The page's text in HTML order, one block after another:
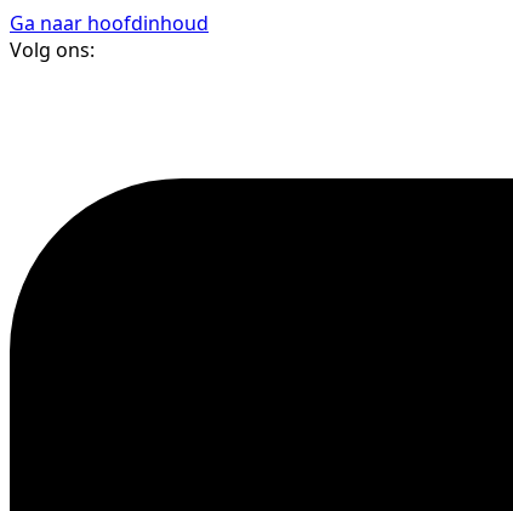
Ga naar hoofdinhoud
Volg ons: